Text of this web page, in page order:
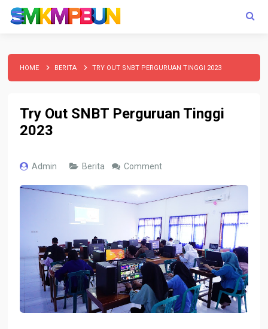
HOME BERITA TRY OUT SNBT PERGURUAN TINGGI 2023
Try Out SNBT Perguruan Tinggi
2023
Admin Berita Comment